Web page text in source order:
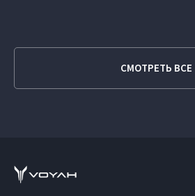
СМОТРЕТЬ ВСЕ